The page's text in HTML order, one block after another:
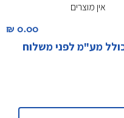
אין מוצרים
0.00 ₪‎
מע"מ לפני משלוח